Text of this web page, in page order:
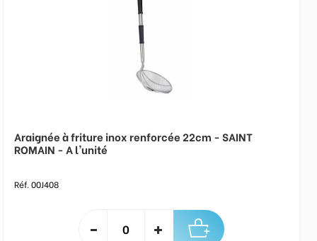
Araignée à friture inox renforcée 22cm - SAINT
ROMAIN - A l'unité
Réf. 00J408